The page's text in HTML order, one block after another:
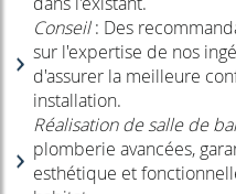
Conseil: Des
sur l'expertise de nos
d'assurer la meilleure
installation.
Réalisation de salle de
plomberie avancées,
esthétique et